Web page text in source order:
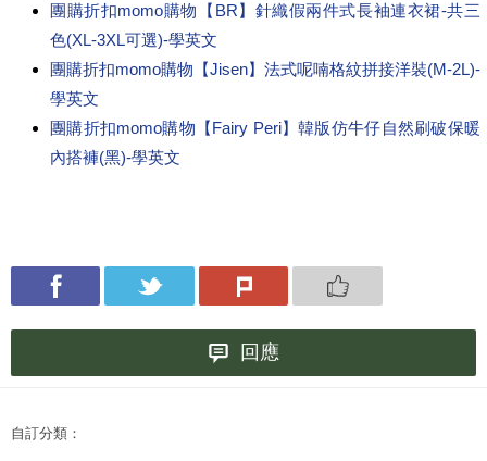
團購折扣momo購物【BR】針織假兩件式長袖連衣裙-共三
色(XL-3XL可選)-學英文
團購折扣momo購物【Jisen】法式呢喃格紋拼接洋裝(M-2L)-
學英文
團購折扣momo購物【Fairy Peri】韓版仿牛仔自然刷破保暖
內搭褲(黑)-學英文
回應
自訂分類：